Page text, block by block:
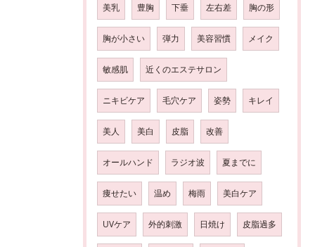
美乳 豊胸 下垂 左右差 胸の形
胸が小さい 弾力 美容習慣 メイク
敏感肌 近くのエステサロン
ニキビケア 毛穴ケア 姿勢 キレイ
美人 美白 皮脂 改善
オールハンド ラジオ波 夏までに
痩せたい 温め 梅雨 美白ケア
UVケア 外的刺激 日焼け 皮脂過多